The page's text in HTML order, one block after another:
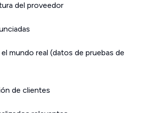
del proveedor
mundo real (datos de pruebas de
de clientes